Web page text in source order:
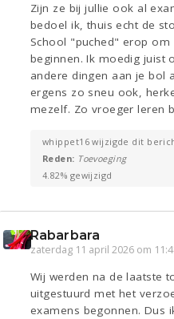
Zijn ze bij jullie ook al
bedoel ik, thuis echt de
School "puched" erop
beginnen. Ik moedig juist
andere dingen aan je bol
ergens zo sneu ook,
mezelf. Zo vroeger leren
whippet16 wijzigde dit
Reden: Toevoeging
4.82% gewijzigd
Rabarbara
zaterdag 11 april 2026 om
Wij werden na de laatste
uitgestuurd met het
examens begonnen. Dus